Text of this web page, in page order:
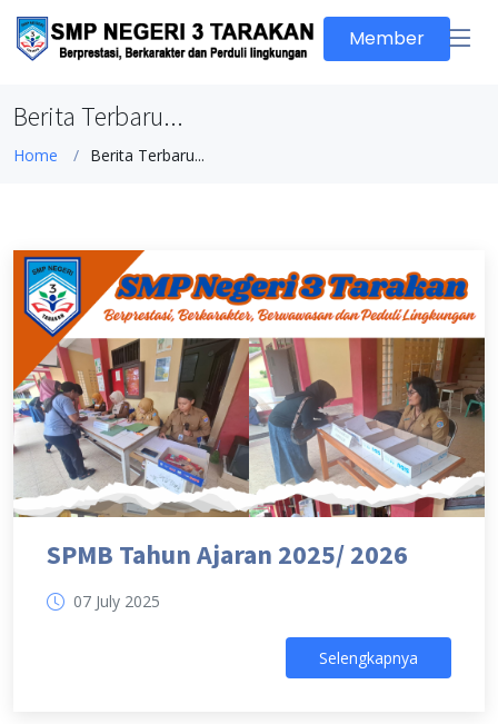
Member
Berita Terbaru...
Home Berita Terbaru...
SPMB Tahun Ajaran 2025/ 2026
07 July 2025
Selengkapnya